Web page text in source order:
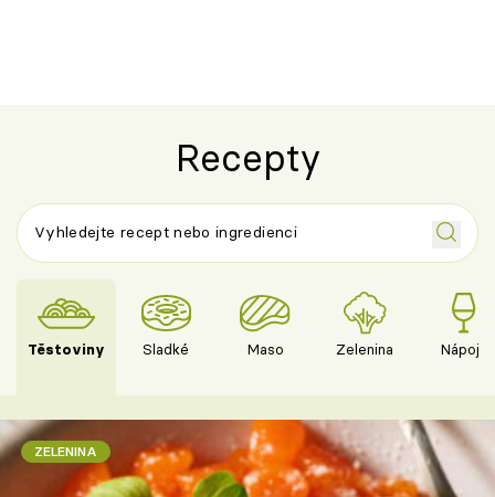
Recepty
Těstoviny Sladké Maso Zelenina Nápoje
ZELENINA